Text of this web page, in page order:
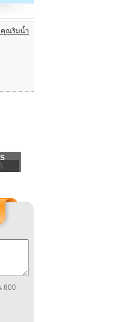
ณริมน้ำ
600